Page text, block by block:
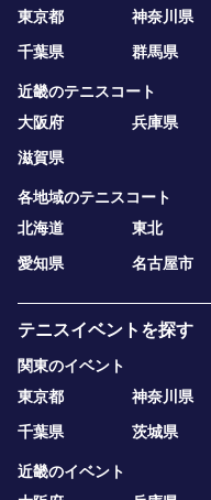
東京都
神奈川県
千葉県
群馬県
近畿のテニスコート
大阪府
兵庫県
滋賀県
各地域のテニスコート
北海道
東北
愛知県
名古屋市
テニスイベントを探す
関東のイベント
東京都
神奈川県
千葉県
茨城県
近畿のイベント